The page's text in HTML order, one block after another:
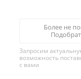
Более не
Запросим
возможность
с вами